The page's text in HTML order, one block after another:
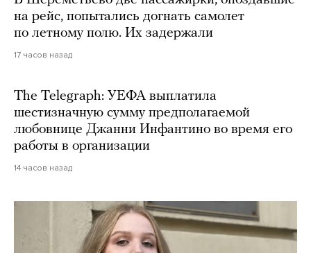
на рейс, попытались догнать самолет
по летному полю. Их задержали
17 часов назад
The Telegraph: УЕФА выплатила
шестизначную сумму предполагаемой
любовнице Джанни Инфантино во время его
работы в организации
14 часов назад